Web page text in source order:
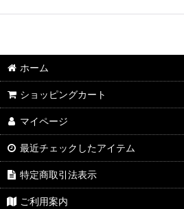
ホーム
ショッピングカート
マイページ
最近チェックしたアイテム
特定商取引法表示
ご利用案内